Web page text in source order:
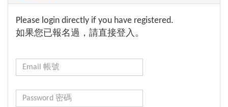
Please login directly if you have registered.
如果您已報名過，請直接登入。